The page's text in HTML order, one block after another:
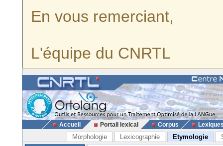
En vous remerciant,
L'équipe du CNRTL
Accueil Portail lexical Corpus
Morphologie Lexicographie Etymologie